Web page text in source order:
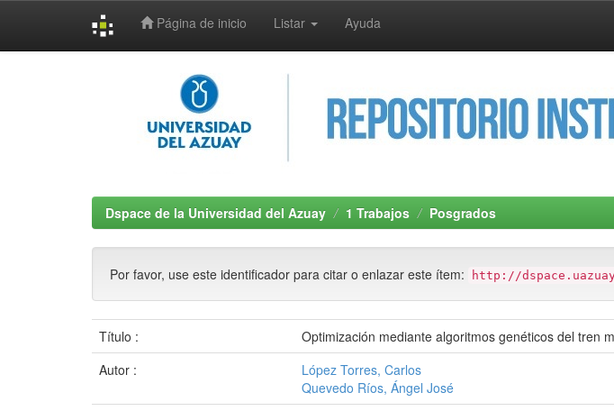
Página de inicio Listar Ayuda
Dspace de la Universidad del Azuay 1 Trabajos Posgrados
Por favor, use este identificador para citar o enlazar este ítem: http://
Título :
Optimización mediante algoritmos genéticos del tren
Autor :
López Torres, Carlos
Quevedo Ríos, Ángel José